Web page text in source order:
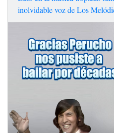
inolvidable voz de Los